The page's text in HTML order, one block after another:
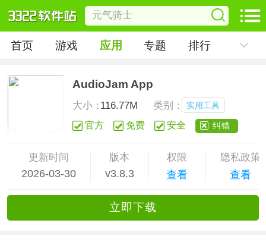
首页 游戏 应用 专题 排行
AudioJam App
大小：116.77M 类别： 实用工具
官方 免费 安全 纠错
更新时间
2026-03-30
版本
v3.8.3
权限
查看
隐私政策
查看
立即下载